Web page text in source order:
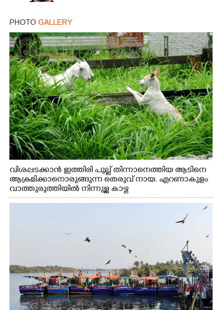
PHOTO GALLERY
വിശപ്പടക്കാൻ ഇത്തിരി പുല്ല് തിന്നാനെത്തിയ ആടിനെ
ആക്രമിക്കാനൊരുങ്ങുന്ന തെരുവ് നായ. എറണാകുളം
വാത്തുരുത്തിയിൽ നിന്നുള്ള കാഴ്ച